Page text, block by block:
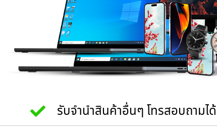
รับจำนำสินค้าอื่นๆ โทรสอบถามได้